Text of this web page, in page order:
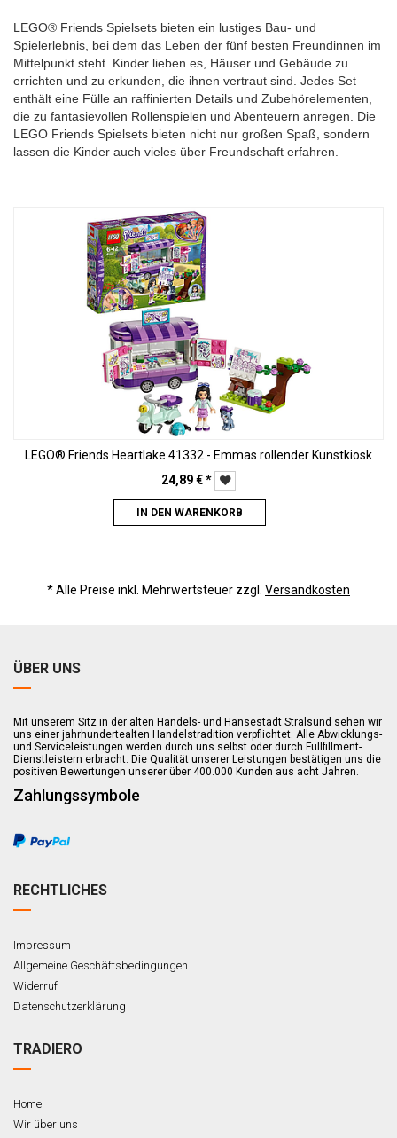
LEGO® Friends Spielsets bieten ein lustiges Bau- und
Spielerlebnis, bei dem das Leben der fünf besten Freundinnen im
Mittelpunkt steht. Kinder lieben es, Häuser und Gebäude zu
errichten und zu erkunden, die ihnen vertraut sind. Jedes Set
enthält eine Fülle an raffinierten Details und Zubehörelementen,
die zu fantasievollen Rollenspielen und Abenteuern anregen. Die
LEGO Friends Spielsets bieten nicht nur großen Spaß, sondern
lassen die Kinder auch vieles über Freundschaft erfahren.
LEGO® Friends Heartlake 41332 - Emmas rollender Kunstkiosk
24,89€*
IN DEN WARENKORB
* Alle Preise inkl. Mehrwertsteuer zzgl. Versandkosten
ÜBER UNS
Mit unserem Sitz in der alten Handels- und Hansestadt Stralsund sehen wir
uns einer jahrhundertealten Handelstradition verpflichtet. Alle Abwicklungs-
und Serviceleistungen werden durch uns selbst oder durch Fullfillment-
Dienstleistern erbracht. Die Qualität unserer Leistungen bestätigen uns die
positiven Bewertungen unserer über 400.000 Kunden aus acht Jahren.
Zahlungssymbole
RECHTLICHES
Impressum
Allgemeine Geschäftsbedingungen
Widerruf
Datenschutzerklärung
TRADIERO
Home
Wir über uns